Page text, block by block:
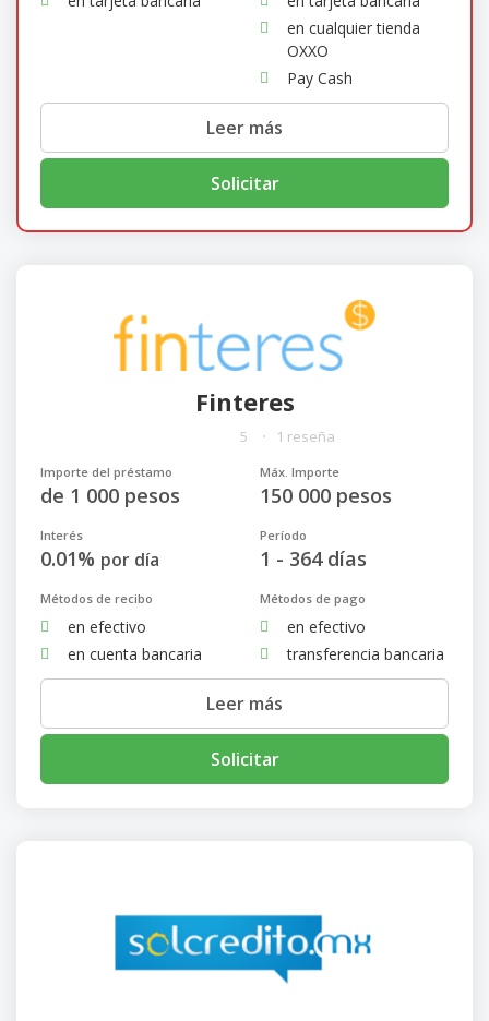
en cualquier tienda
OXXO
Pay Cash
Leer más
Solicitar
Finteres
5 1 reseña
Importe del préstamo
de 1 000 pesos
Máx. Importe
150 000 pesos
Interés
0.01% por día
Período
1 - 364 días
Métodos de recibo
en efectivo
en cuenta bancaria
Métodos de pago
en efectivo
transferencia bancaria
Leer más
Solicitar